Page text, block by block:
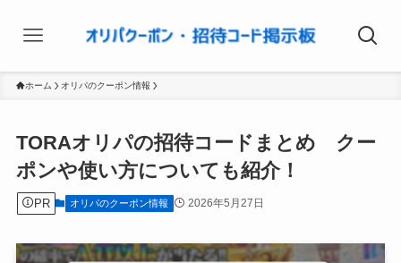
ホーム オリパのクーポン情報
TORAオリパの招待コードまとめ クー
ポンや使い方についても紹介！
PR オリパのクーポン情報 2026年5月27日